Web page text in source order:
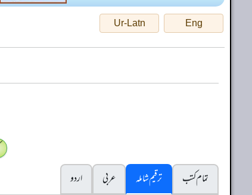
Eng
Ur-Latn
تمام کتب
ترقیم شاملہ عربی
اردو